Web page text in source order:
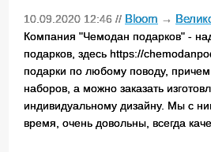
10.09.2020 12:46 // Bloom →
Компания "Чемодан подарков" -
подарков, здесь https://
подарки по любому поводу, причем
наборов, а можно заказать
индивидуальному дизайну. Мы с
время, очень довольны, всегда